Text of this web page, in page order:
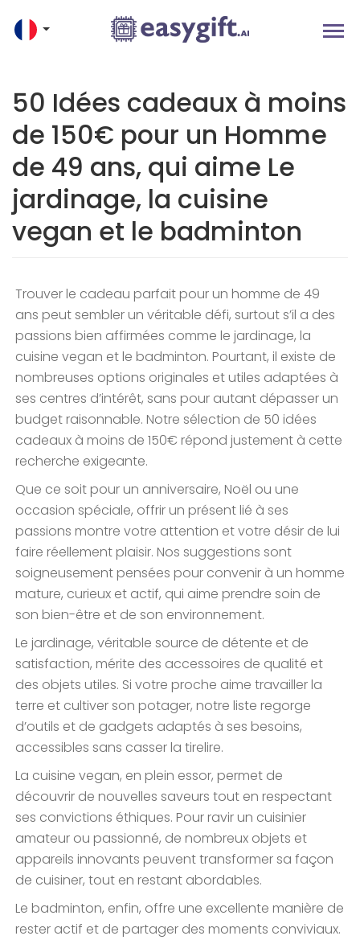
50 Idées cadeaux à moins
de 150€ pour un Homme
de 49 ans, qui aime Le
jardinage, la cuisine
vegan et le badminton
Trouver le cadeau parfait pour un homme de 49
ans peut sembler un véritable défi, surtout s’il a des
passions bien affirmées comme le jardinage, la
cuisine vegan et le badminton. Pourtant, il existe de
nombreuses options originales et utiles adaptées à
ses centres d’intérêt, sans pour autant dépasser un
budget raisonnable. Notre sélection de 50 idées
cadeaux à moins de 150€ répond justement à cette
recherche exigeante.
Que ce soit pour un anniversaire, Noël ou une
occasion spéciale, offrir un présent lié à ses
passions montre votre attention et votre désir de lui
faire réellement plaisir. Nos suggestions sont
soigneusement pensées pour convenir à un homme
mature, curieux et actif, qui aime prendre soin de
son bien-être et de son environnement.
Le jardinage, véritable source de détente et de
satisfaction, mérite des accessoires de qualité et
des objets utiles. Si votre proche aime travailler la
terre et cultiver son potager, notre liste regorge
d’outils et de gadgets adaptés à ses besoins,
accessibles sans casser la tirelire.
La cuisine vegan, en plein essor, permet de
découvrir de nouvelles saveurs tout en respectant
ses convictions éthiques. Pour ravir un cuisinier
amateur ou passionné, de nombreux objets et
appareils innovants peuvent transformer sa façon
de cuisiner, tout en restant abordables.
Le badminton, enfin, offre une excellente manière de
rester actif et de partager des moments conviviaux.